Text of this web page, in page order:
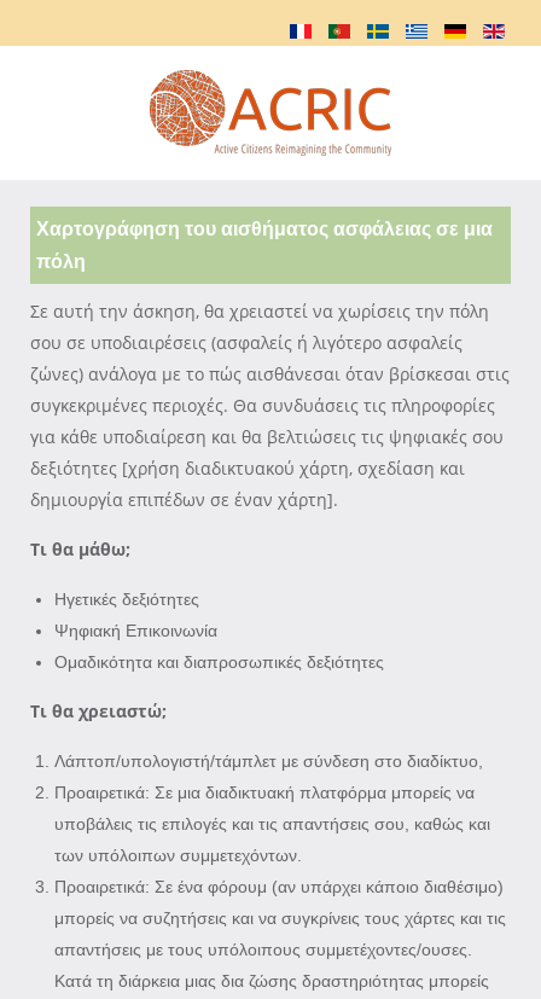
Χαρτογράφηση του αισθήματος ασφάλειας σε μια
πόλη
Σε αυτή την άσκηση, θα χρειαστεί να χωρίσεις την πόλη
σου σε υποδιαιρέσεις (ασφαλείς ή λιγότερο ασφαλείς
ζώνες) ανάλογα με το πώς αισθάνεσαι όταν βρίσκεσαι στις
συγκεκριμένες περιοχές. Θα συνδυάσεις τις πληροφορίες
για κάθε υποδιαίρεση και θα βελτιώσεις τις ψηφιακές σου
δεξιότητες [χρήση διαδικτυακού χάρτη, σχεδίαση και
δημιουργία επιπέδων σε έναν χάρτη].
Τι θα μάθω;
Ηγετικές δεξιότητες
Ψηφιακή Επικοινωνία
Ομαδικότητα και διαπροσωπικές δεξιότητες
Τι θα χρειαστώ;
Λάπτοπ/υπολογιστή/τάμπλετ με σύνδεση στο διαδίκτυο,
Προαιρετικά: Σε μια διαδικτυακή πλατφόρμα μπορείς να
υποβάλεις τις επιλογές και τις απαντήσεις σου, καθώς και
των υπόλοιπων συμμετεχόντων.
Προαιρετικά: Σε ένα φόρουμ (αν υπάρχει κάποιο διαθέσιμο)
μπορείς να συζητήσεις και να συγκρίνεις τους χάρτες και τις
απαντήσεις με τους υπόλοιπους συμμετέχοντες/ουσες.
Κατά τη διάρκεια μιας δια ζώσης δραστηριότητας μπορείς